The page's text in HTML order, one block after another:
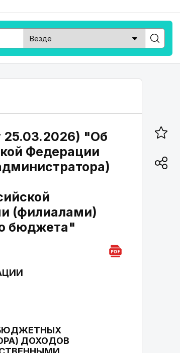
25.03.2026) "Об
Федерации
(филиалами)
бюджета"
ДОХОДОВ